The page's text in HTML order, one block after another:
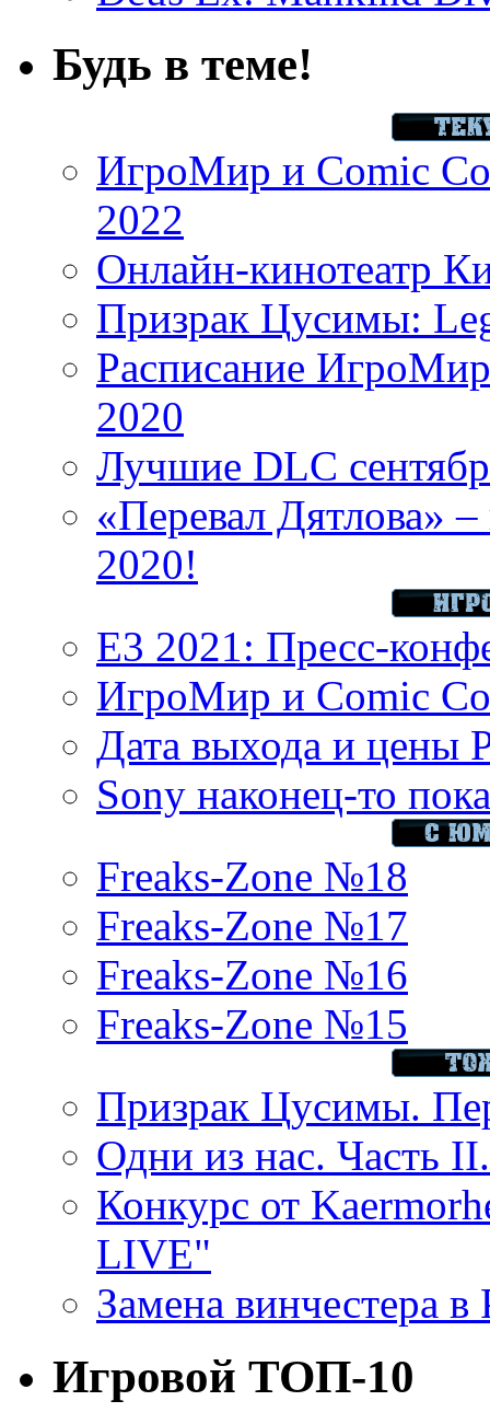
Будь в теме!
ИгроМир и Comic
2022
Онлайн-кинотеатр
Призрак Цусимы:
Расписание
2020
Лучшие DLC
«Перевал Дятлова»
2020!
E3 2021: Пресс-
ИгроМир и Comic
Дата выхода и цены
Sony наконец-то
Freaks-Zone №18
Freaks-Zone №17
Freaks-Zone №16
Freaks-Zone №15
Призрак Цусимы.
Одни из нас. Часть
Конкурс от
LIVE"
Замена винчестера
Игровой ТОП-10